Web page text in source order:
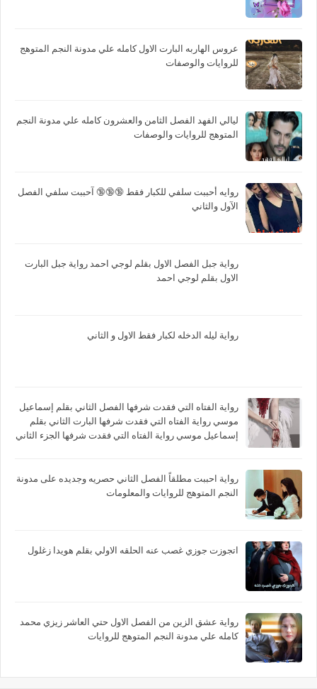
عروس الهاربه البارت الاول كامله علي مدونة النجم المتوهج
للروايات والوصفات
ليالي الفهد الفصل الثامن والعشرون كامله علي مدونة النجم
المتوهج للروايات والوصفات
روايه أحببت سلفي للكبار فقط 🔞🔞🔞 آحببت سلفي الفصل
الآول والثاني
رواية جبل الفصل الاول بقلم لوجي احمد رواية جبل البارت
الاول بقلم لوجي احمد
رواية ليله الدخله لكبار فقط الاول و الثاني
رواية الفتاه التي فقدت شرفها الفصل الثاني بقلم إسماعيل
موسي رواية الفتاه التي فقدت شرفها البارت الثاني بقلم
إسماعيل موسي رواية الفتاه التي فقدت شرفها الجزء الثاني
رواية احببت مطلقاً الفصل الثاني حصريه وجديده على مدونة
النجم المتوهج للروايات والمعلومات
اتجوزت جوزي غصب عنه الحلقه الاولي بقلم هويدا زغلول
رواية عشق الزين من الفصل الاول حتي العاشر زيزي محمد
كامله علي مدونة النجم المتوهج للروايات